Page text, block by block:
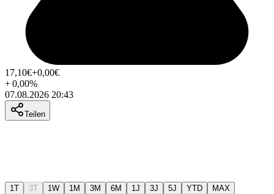
17,10€+0,00€
+0,00%
07.08.2026 20:43
Teilen
1T 3T 1W 1M 3M 6M 1J 3J 5J YTD MAX